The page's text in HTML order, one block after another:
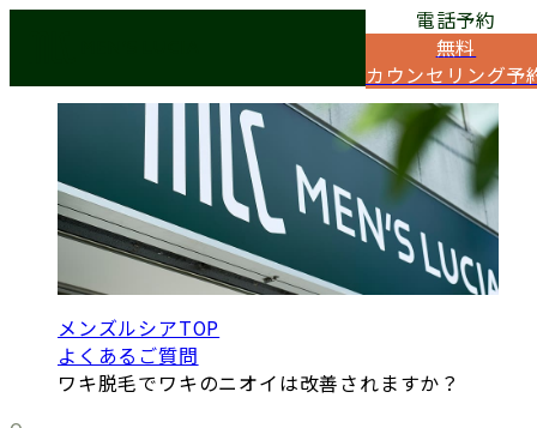
電話予約
無料
カウンセリング予
メンズルシアTOP
よくあるご質問
ワキ脱毛でワキのニオイは改善されますか？